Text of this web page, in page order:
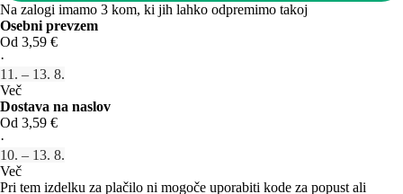
Na zalogi imamo 3 kom, ki jih lahko odpremimo takoj
Osebni prevzem
Od 3,59 €
·
11. – 13. 8.
Več
Dostava na naslov
Od 3,59 €
·
10. – 13. 8.
Več
Pri tem izdelku za plačilo ni mogoče uporabiti kode za popust ali